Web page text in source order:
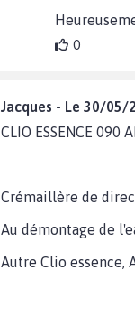
0
Jacques - Le 30/05/
CLIO ESSENCE 090
Crémaillère de
Au démontage de
Autre Clio essence,